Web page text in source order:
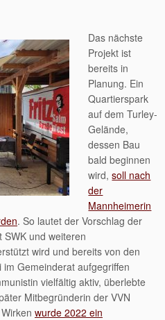
Das nächste
Projekt ist
bereits in
Planung. Ein
Quartierspark
auf dem Turley-
Gelände,
dessen Bau
bald beginnen
wird,soll nach
der
Mannheimerin
. So lautet der Vorschlag der
SWK und weiteren
wird und bereits von den
Gemeinderat aufgegriffen
vielfältig aktiv, überlebte
Mitbegründerin der VVN
wurde 2022 ein